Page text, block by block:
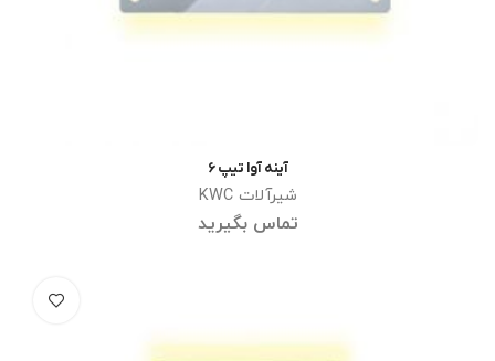
اطلاعات بیشتر
آینه آوا تیپ 6
شیرآلات KWC
تماس بگیرید